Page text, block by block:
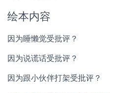
绘本内容
因为睡懒觉受批评？
因为说谎话受批评？
因为跟小伙伴打架受批评？